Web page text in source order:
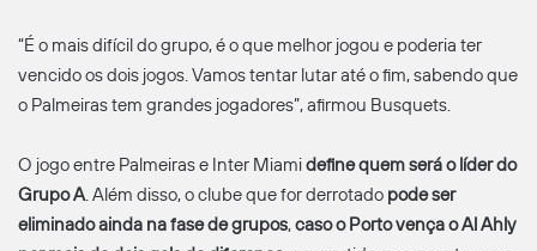
“É o mais difícil do grupo, é o que melhor jogou e poderia ter
vencido os dois jogos. Vamos tentar lutar até o fim, sabendo que
o Palmeiras tem grandes jogadores”, afirmou Busquets.
O jogo entre Palmeiras e Inter Miamidefine quem será o líder do
Grupo A. Além disso, o clube que for derrotado pode ser
eliminado ainda na fase de grupos,caso o Porto vença o Al Ahly